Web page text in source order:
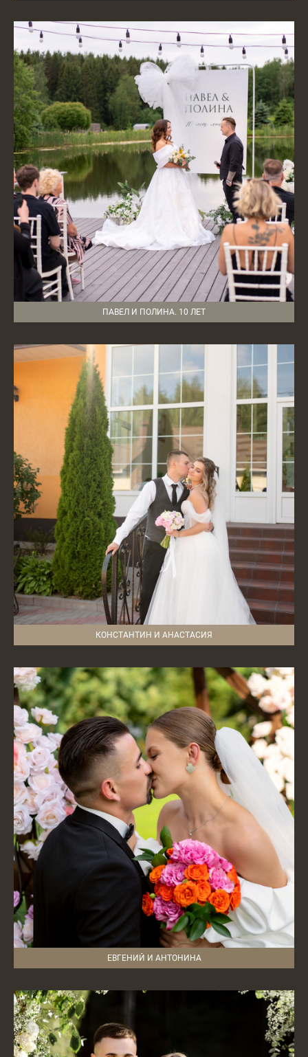
ПАВЕЛ И ПОЛИНА. 10 ЛЕТ
КОНСТАНТИН И АНАСТАСИЯ
ЕВГЕНИЙ И АНТОНИНА